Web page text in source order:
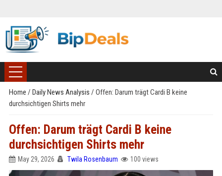
Home / Daily News Analysis / Offen: Darum trägt Cardi B keine
durchsichtigen Shirts mehr
Offen: Darum trägt Cardi B keine
durchsichtigen Shirts mehr
May 29, 2026 Twila Rosenbaum 100 views